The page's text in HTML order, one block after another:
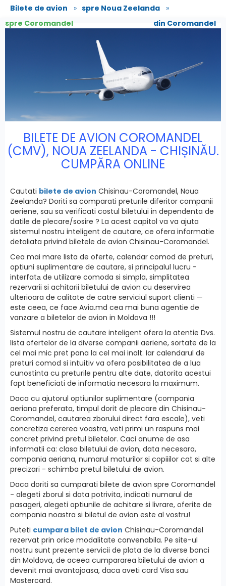
Bilete de avion » spre Noua Zeelanda »
spre Coromandel
din Coromandel
BILETE DE AVION COROMANDEL
(CMV), NOUA ZEELANDA - CHIȘINĂU.
CUMPĂRA ONLINE
Cautati bilete de avion Chisinau-Coromandel, Noua
Zeelanda? Doriti sa comparati preturile diferitor companii
aeriene, sau sa verificati costul biletului in dependenta de
datile de plecare/sosire ? La acest capitol va va ajuta
sistemul nostru inteligent de cautare, ce ofera informatie
detaliata privind biletele de avion Chisinau-Coromandel.
Cea mai mare lista de oferte, calendar comod de preturi,
optiuni suplimentare de cautare, si principalul lucru -
interfatа de utilizare comoda si simpla, simplitatea
rezervarii si achitarii biletului de avion cu deservirea
ulterioara de calitate de catre serviciul suport clienti —
este ceea, ce face Avia.md cea mai buna agentie de
vanzare a biletelor de avion in Moldova !!!
Sistemul nostru de cautare inteligent ofera la atentie Dvs.
lista ofertelor de la diverse companii aeriene, sortate de la
cel mai mic pret pana la cel mai inalt. Iar calendarul de
preturi comod si intuitiv va ofera posibilitatea de a lua
cunostinta cu preturile pentru alte date, datorita acestui
fapt beneficiati de informatia necesara la maximum.
Daca cu ajutorul optiunilor suplimentare (compania
aeriana preferata, timpul dorit de plecare din Chisinau-
Coromandel, cautarea zborului direct fara escale), veti
concretiza cererea voastra, veti primi un raspuns mai
concret privind pretul biletelor. Caci anume de asa
informatii ca: clasa biletului de avion, data necesara,
compania aeriana, numarul maturilor si copiiilor cat si alte
precizari - schimba pretul biletului de avion.
Daca doriti sa cumparati bilete de avion spre Coromandel
- alegeti zborul si data potrivita, indicati numarul de
pasageri, alegeti optiunile de achitare si livrare, oferite de
compania noastra si biletul de avion este al vostru!
Puteti cumpara bilet de avion Chisinau-Coromandel
rezervat prin orice modalitate convenabila. Pe site-ul
nostru sunt prezente servicii de plata de la diverse banci
din Moldova, de aceea cumpararea biletului de avion a
devenit mai avantajoasa, daca aveti card Visa sau
Mastercard.